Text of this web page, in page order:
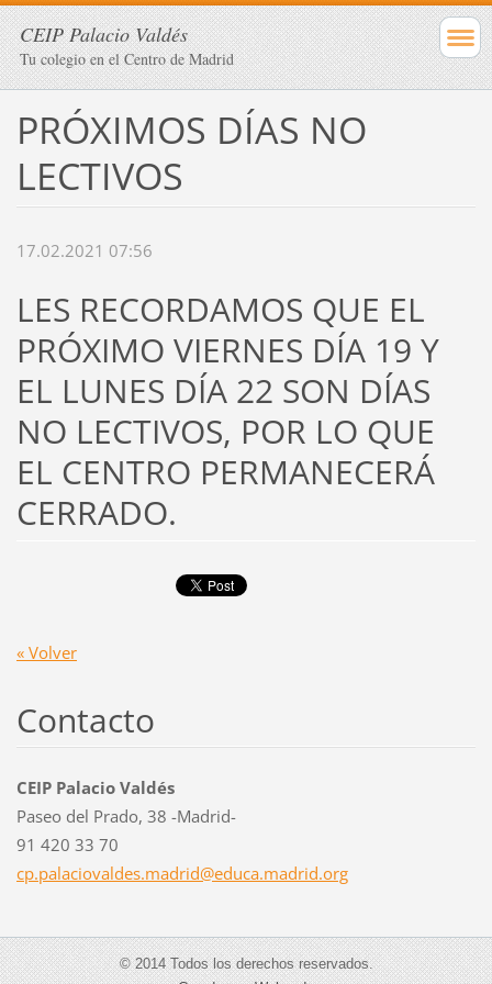
CEIP Palacio Valdés
Tu colegio en el Centro de Madrid
PRÓXIMOS DÍAS NO
LECTIVOS
17.02.2021 07:56
LES RECORDAMOS QUE EL
PRÓXIMO VIERNES DÍA 19 Y
EL LUNES DÍA 22 SON DÍAS
NO LECTIVOS, POR LO QUE
EL CENTRO PERMANECERÁ
CERRADO.
« Volver
Contacto
CEIP Palacio Valdés
Paseo del Prado, 38 -Madrid-
91 420 33 70
cp.palaciovaldes.madrid@educa.madrid.org
© 2014 Todos los derechos reservados.